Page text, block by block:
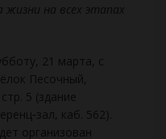
жизни на всех этапах
21 марта, с
Песочный,
5 (здание
каб. 562).
организован